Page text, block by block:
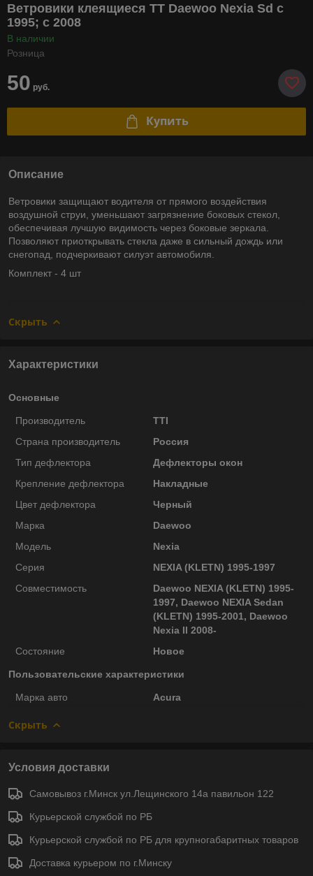
Ветровики клеящиеся TT Daewoo Nexia Sd c
1995; c 2008
В наличии
Розница
50 руб.
Купить
Описание
Ветровики защищают водителя от прямого воздействия
воздушной струи, уменьшают загрязнение боковых стекол,
обеспечивая лучшую видимость через боковые зеркала.
Позволяют приоткрывать стекла даже в сильный дождь или
снегопад, подчеркивают силуэт автомобиля.
Комплект - 4 шт
Скрыть
Характеристики
Основные
Производитель
TTI
Страна производитель
Россия
Тип дефлектора
Дефлекторы окон
Крепление дефлектора
Накладные
Цвет дефлектора
Черный
Марка
Daewoo
Модель
Nexia
Серия
NEXIA (KLETN) 1995-1997
Совместимость
Daewoo NEXIA (KLETN) 1995-
1997, Daewoo NEXIA Sedan
(KLETN) 1995-2001, Daewoo
Nexia II 2008-
Состояние
Новое
Пользовательские характеристики
Марка авто Acura
Скрыть
Условия доставки
Самовывоз г.Минск ул.Лещинского 14а павильон 122
Курьерской службой по РБ
Курьерской службой по РБ для крупногабаритных товаров
Доставка курьером по г.Минску